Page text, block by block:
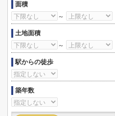
面積
～
土地面積
～
駅からの徒歩
築年数